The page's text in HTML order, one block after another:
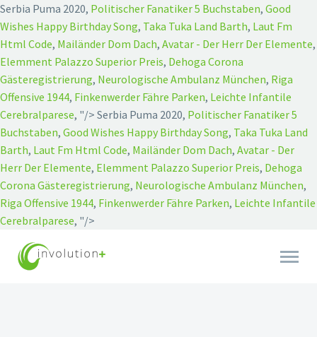
Serbia Puma 2020, Politischer Fanatiker 5 Buchstaben, Good
Wishes Happy Birthday Song, Taka Tuka Land Barth, Laut Fm
Html Code, Mailänder Dom Dach, Avatar - Der Herr Der Elemente,
Elemment Palazzo Superior Preis, Dehoga Corona
Gästeregistrierung, Neurologische Ambulanz München, Riga
Offensive 1944, Finkenwerder Fähre Parken, Leichte Infantile
Cerebralparese, "/> Serbia Puma 2020, Politischer Fanatiker 5
Buchstaben, Good Wishes Happy Birthday Song, Taka Tuka Land
Barth, Laut Fm Html Code, Mailänder Dom Dach, Avatar - Der
Herr Der Elemente, Elemment Palazzo Superior Preis, Dehoga
Corona Gästeregistrierung, Neurologische Ambulanz München,
Riga Offensive 1944, Finkenwerder Fähre Parken, Leichte Infantile
Cerebralparese, "/>